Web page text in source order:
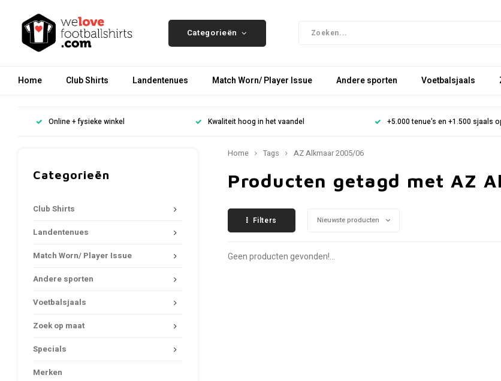
Categorieën
Home Club Shirts Landentenues Match Worn/ Player Issue Andere sporten Voetbalsjaals
Online + fysieke winkel Kwaliteit hoog in het vaandel +5.000 tenue's en +1.500 sjaals
Categorieën
Club Shirts
Landentenues
Match Worn/ Player Issue
Andere sporten
Voetbalsjaals
Zoek op maat
Specials
Merken
Home Tags AZ Alkmaar 2005/06
Producten getagd met AZ
Filters Nieuwste producten
Geen producten gevonden!...